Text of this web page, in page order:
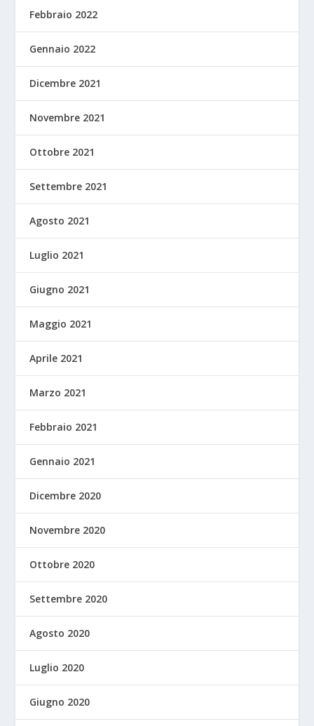
Febbraio 2022
Gennaio 2022
Dicembre 2021
Novembre 2021
Ottobre 2021
Settembre 2021
Agosto 2021
Luglio 2021
Giugno 2021
Maggio 2021
Aprile 2021
Marzo 2021
Febbraio 2021
Gennaio 2021
Dicembre 2020
Novembre 2020
Ottobre 2020
Settembre 2020
Agosto 2020
Luglio 2020
Giugno 2020